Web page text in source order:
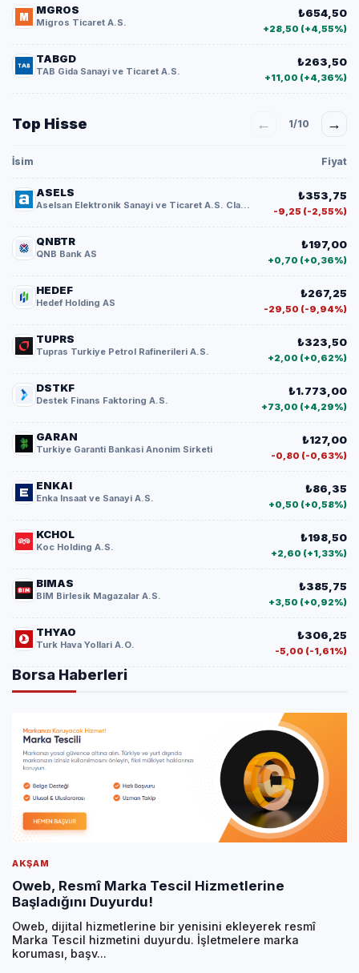
MGROS
Migros Ticaret A.S.
₺654,50
+28,50 (+4,55%)
TABGD
TAB Gida Sanayi ve Ticaret A.S.
₺263,50
+11,00 (+4,36%)
Top Hisse ← 1/10 →
İsim Fiyat
ASELS
Aselsan Elektronik Sanayi ve Ticaret A.S. Class B
₺353,75
-9,25 (-2,55%)
QNBTR
QNB Bank AS
₺197,00
+0,70 (+0,36%)
HEDEF
Hedef Holding AS
₺267,25
-29,50 (-9,94%)
TUPRS
Tupras Turkiye Petrol Rafinerileri A.S.
₺323,50
+2,00 (+0,62%)
DSTKF
Destek Finans Faktoring A.S.
₺1.773,00
+73,00 (+4,29%)
GARAN
Turkiye Garanti Bankasi Anonim Sirketi
₺127,00
-0,80 (-0,63%)
ENKAI
Enka Insaat ve Sanayi A.S.
₺86,35
+0,50 (+0,58%)
KCHOL
Koc Holding A.S.
₺198,50
+2,60 (+1,33%)
BIMAS
BIM Birlesik Magazalar A.S.
₺385,75
+3,50 (+0,92%)
THYAO
Turk Hava Yollari A.O.
₺306,25
-5,00 (-1,61%)
Borsa Haberleri
AKŞAM
Oweb, Resmî Marka Tescil Hizmetlerine
Başladığını Duyurdu!
Oweb, dijital hizmetlerine bir yenisini ekleyerek resmî
Marka Tescil hizmetini duyurdu. İşletmelere marka
koruması, başv...